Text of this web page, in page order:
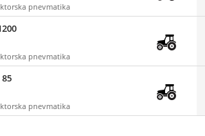
pnevmatika
pnevmatika
pnevmatika